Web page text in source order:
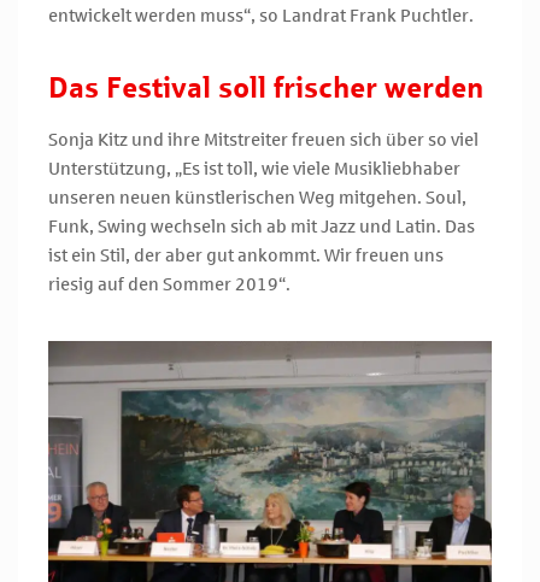
entwickelt werden muss“, so Landrat Frank Puchtler.
Das Festival soll frischer werden
Sonja Kitz und ihre Mitstreiter freuen sich über so viel
Unterstützung, „Es ist toll, wie viele Musikliebhaber
unseren neuen künstlerischen Weg mitgehen. Soul,
Funk, Swing wechseln sich ab mit Jazz und Latin. Das
ist ein Stil, der aber gut ankommt. Wir freuen uns
riesig auf den Sommer 2019“.